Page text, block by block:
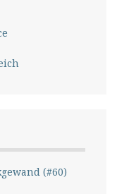
(#60)